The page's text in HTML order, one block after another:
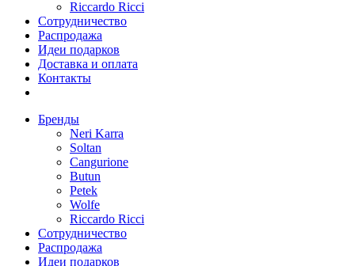
Riccardo Ricci
Сотрудничество
Распродажа
Идеи подарков
Доставка и оплата
Контакты
Бренды
Neri Karra
Soltan
Cangurione
Butun
Petek
Wolfe
Riccardo Ricci
Сотрудничество
Распродажа
Идеи подарков